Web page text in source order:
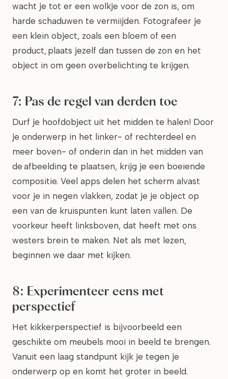
wacht je tot er een wolkje voor de zon is, om
harde schaduwen te vermiijden. Fotografeer je
een klein object, zoals een bloem of een
product, plaats jezelf dan tussen de zon en het
object in om geen overbelichting te krijgen.
7: Pas de regel van derden toe
Durf je hoofdobject uit het midden te halen! Door
je onderwerp in het linker- of rechterdeel en
meer boven- of onderin dan in het midden van
de afbeelding te plaatsen, krijg je een boeiende
compositie. Veel apps delen het scherm alvast
voor je in negen vlakken, zodat je je object op
een van de kruispunten kunt laten vallen. De
voorkeur heeft linksboven, dat heeft met ons
westers brein te maken. Net als met lezen,
beginnen we daar met kijken.
8: Experimenteer eens met
perspectief
Het kikkerperspectief is bijvoorbeeld een
geschikte om meubels mooi in beeld te brengen.
Vanuit een laag standpunt kijk je tegen je
onderwerp op en komt het groter in beeld.